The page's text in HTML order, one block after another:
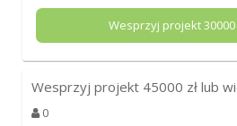
Wesprzyj projekt30000
Wesprzyj projekt 45000 zł lub
0